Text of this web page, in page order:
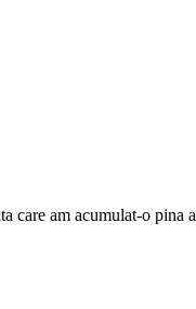
care am acumulat-o